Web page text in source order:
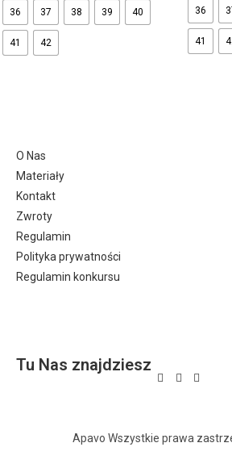
36 37 38 39 40
41 42
36
41
O Nas
Materiały
Kontakt
Zwroty
Regulamin
Polityka prywatności
Regulamin konkursu
Tu Nas znajdziesz
Apavo Wszystkie prawa